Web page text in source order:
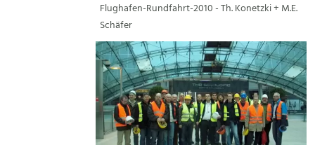
Flughafen-Rundfahrt-2010 - Th. Konetzki + M.E.
Schäfer